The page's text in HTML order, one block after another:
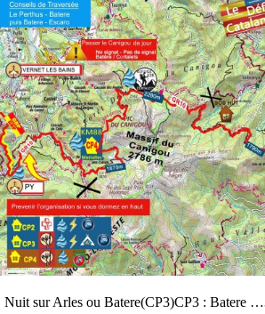
Nuit sur Arles ou Batere(CP3)CP3 : Batere